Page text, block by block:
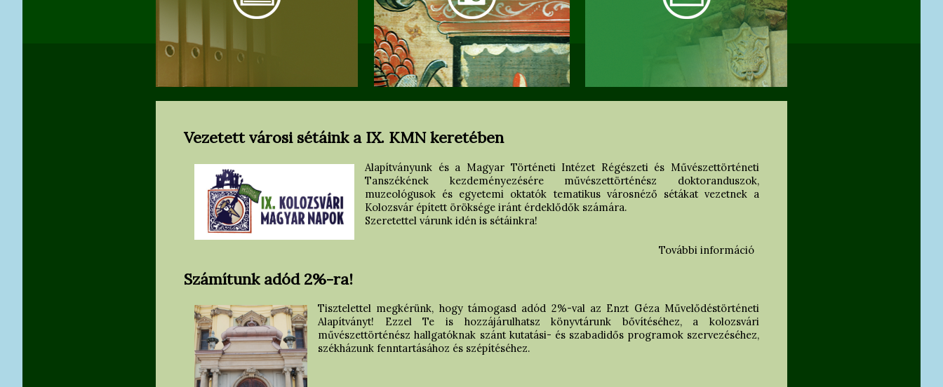
Vezetett városi sétáink a IX. KMN keretében
Alapítványunk és a Magyar Történeti Intézet Régészeti és Művészettörténeti
Tanszékének kezdeményezésére művészettörténész doktoranduszok,
muzeológusok és egyetemi oktatók tematikus városnéző sétákat vezetnek a
Kolozsvár épített öröksége iránt érdeklődők számára.
Szeretettel várunk idén is sétáinkra!
További információ
Számítunk adód 2%-ra!
Tisztelettel megkérünk, hogy támogasd adód 2%-val az Enzt Géza Művelődéstörténeti
Alapítványt! Ezzel Te is hozzájárulhatsz könyvtárunk bővítéséhez, a kolozsvári
művészettörténész hallgatóknak szánt kutatási- és szabadidős programok szervezéséhez,
székházunk fenntartásához és szépítéséhez.